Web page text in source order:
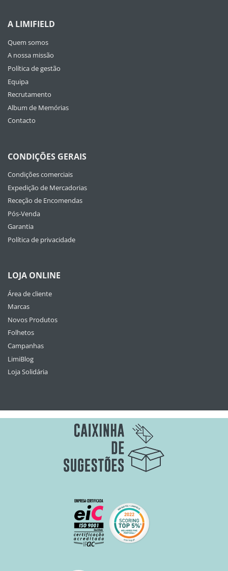
A LIMIFIELD
Quem somos
A nossa missão
Política de gestão
Equipa
Recrutamento
Album de Memórias
Contacto
CONDIÇÕES GERAIS
Condições comerciais
Expedição de Mercadorias
Receção de Encomendas
Pós-Venda
Garantia
Política de privacidade
LOJA ONLINE
Área de cliente
Marcas
Novos Produtos
Folhetos
Campanhas
LimiBlog
Loja Solidária